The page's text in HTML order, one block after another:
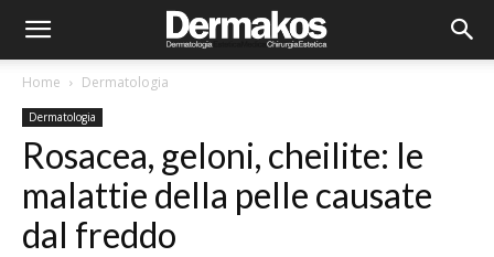
Home Dermatologia
Dermatologia
Rosacea, geloni, cheilite: le
malattie della pelle causate
dal freddo